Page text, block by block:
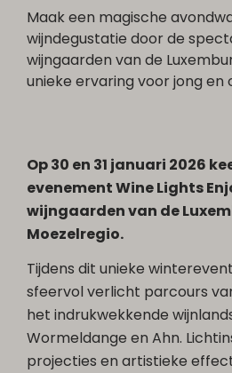
Maak een magische
wijndegustatie door de
wijngaarden van de
unieke ervaring voor jong en
Op 30 en 31 januari 2026
evenement Wine Lights
wijngaarden van de
Moezelregio.
Tijdens dit unieke
sfeervol verlicht parcours
het indrukwekkende
Wormeldange en Ahn.
projecties en artistieke